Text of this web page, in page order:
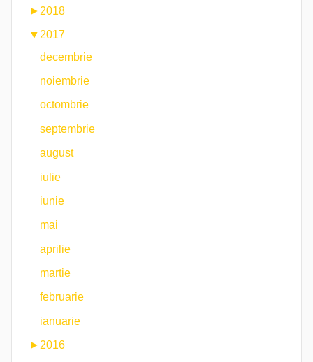
► 2018
▼2017
decembrie
noiembrie
octombrie
septembrie
august
iulie
iunie
mai
aprilie
martie
februarie
ianuarie
► 2016